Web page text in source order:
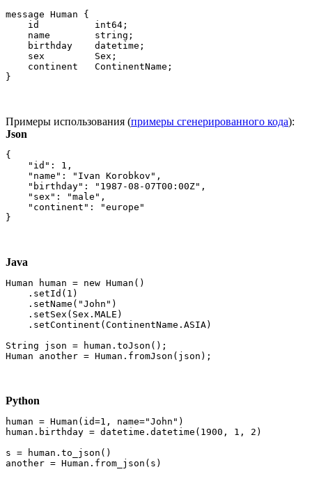
message Human {
    id          int64;
    name        string;
    birthday    datetime;
    sex         Sex;
    continent   ContinentName;
Примеры использования (примеры сгенерированного кода):
Json
{
    "id": 1,
    "name": "Ivan Korobkov",
    "birthday": "1987-08-07T00:00Z",
    "sex": "male",
    "continent": "europe"
Java
Human human = new Human()
    .setId(1)
    .setName("John")
    .setSex(Sex.MALE)
    .setContinent(ContinentName.ASIA)
String json = human.toJson();
Python
human = Human(id=1, name="John")
human.birthday = datetime.datetime(1900, 1, 2)
s = human.to_json()